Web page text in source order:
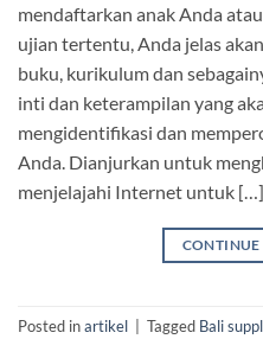
mendaftarkan anak Anda
ujian tertentu, Anda jelas
buku, kurikulum dan
inti dan keterampilan yang
mengidentifikasi dan
Anda. Dianjurkan untuk
menjelajahi Internet untuk […]
CONTINUE
Posted inartikel Tagged Bali